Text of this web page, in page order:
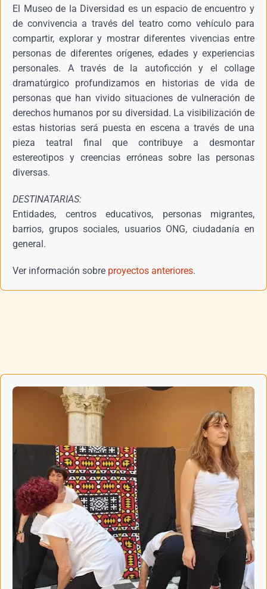
El Museo de la Diversidad es un espacio de encuentro y
de convivencia a través del teatro como vehículo para
compartir, explorar y mostrar diferentes vivencias entre
personas de diferentes orígenes, edades y experiencias
personales. A través de la autoficción y el collage
dramatúrgico profundizamos en historias de vida de
personas que han vivido situaciones de vulneración de
derechos humanos por su diversidad. La visibilización de
estas historias será puesta en escena a través de una
pieza teatral final que contribuye a desmontar
estereotipos y creencias erróneas sobre las personas
diversas.
DESTINATARIAS:
Entidades, centros educativos, personas migrantes,
barrios, grupos sociales, usuarios ONG, ciudadanía en
general.
Ver información sobre proyectos anteriores.